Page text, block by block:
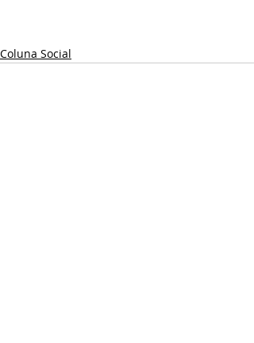
Coluna Social